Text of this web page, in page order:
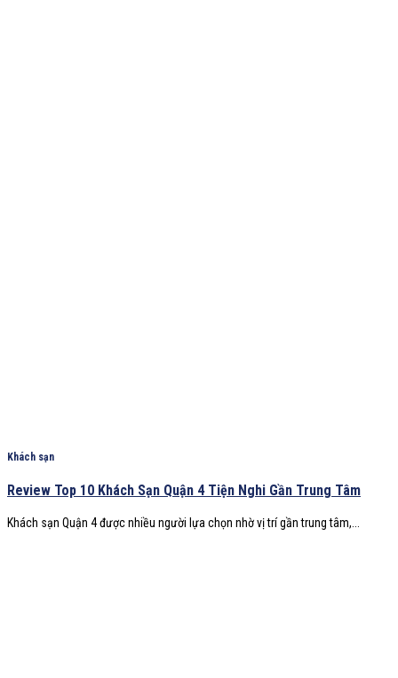
Khách sạn
Review Top 10 Khách Sạn Quận 4 Tiện Nghi Gần Trung Tâm
Khách sạn Quận 4 được nhiều người lựa chọn nhờ vị trí gần trung tâm,...